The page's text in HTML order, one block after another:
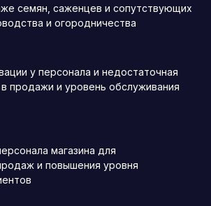
семян, саженцев и сопутствующих
и огородничества
у персонала и недостаточная
продажи и уровень обслуживания
магазина для
и повышения уровня